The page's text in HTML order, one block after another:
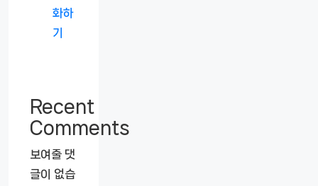
화하
기
Recent
Comments
보여줄 댓
글이 없습